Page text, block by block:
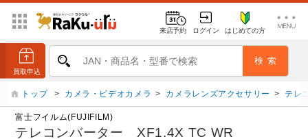
来店予約 ログイン はじめての方
トップ > カメラ・ビデオカメラ > カメラレンズアクセサリー > テレ
富士フイルム(FUJIFILM)
テレコンバーター XF1.4X TC WR